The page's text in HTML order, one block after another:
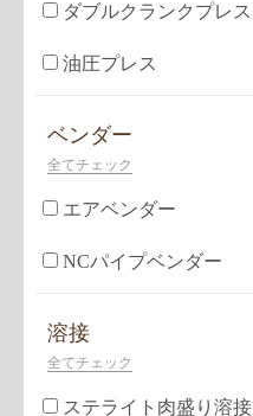
ダブルクランクプレス
油圧プレス
ベンダー
全てチェック
エアベンダー
NCパイプベンダー
溶接
全てチェック
ステライト肉盛り溶接